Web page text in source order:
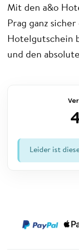
Mit den a&o
Prag ganz
Hotelgutschein
und den
Leider ist